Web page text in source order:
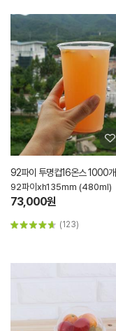
92파이 투명컵16온스 1000개
92파이xh135mm (480ml)
73,000원
(123)